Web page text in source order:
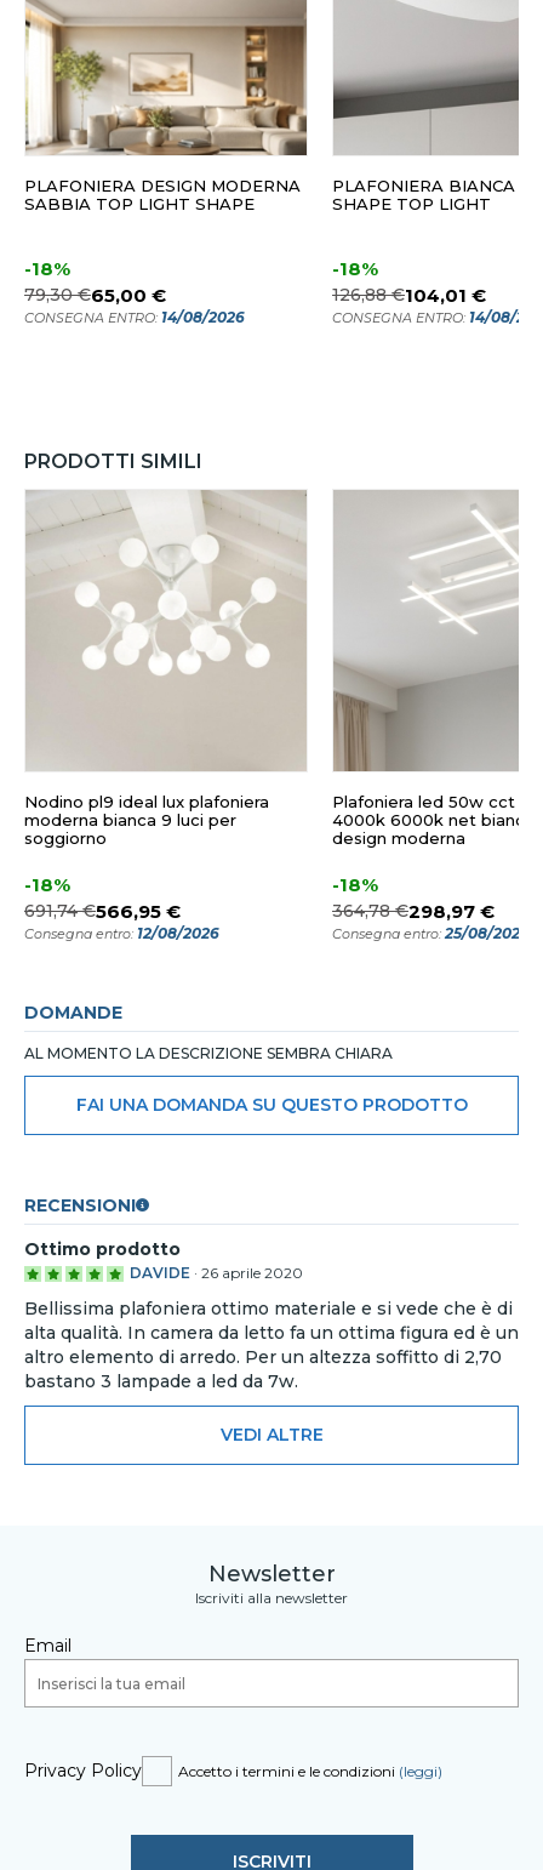
PLAFONIERA DESIGN MODERNA
SABBIA TOP LIGHT SHAPE
-18%
79,30 €65,00 €
CONSEGNA ENTRO: 14/08/2026
PLAFONIERA BIANCA
SHAPE TOP LIGHT
-18%
126,88 €104,01 €
CONSEGNA ENTRO: 14/08/
PRODOTTI SIMILI
Nodino pl9 ideal lux plafoniera
moderna bianca 9 luci per
soggiorno
-18%
691,74 €566,95 €
Consegna entro: 12/08/2026
Plafoniera led 50w cct
4000k 6000k net bianca
design moderna
-18%
364,78 €298,97 €
Consegna entro:25/08/2026
DOMANDE
AL MOMENTO LA DESCRIZIONE SEMBRA CHIARA
FAI UNA DOMANDA SU QUESTO PRODOTTO
RECENSIONI
Ottimo prodotto
DAVIDE · 26 aprile 2020
Bellissima plafoniera ottimo materiale e si vede che è di
alta qualità. In camera da letto fa un ottima figura ed è un
altro elemento di arredo. Per un altezza soffitto di 2,70
bastano 3 lampade a led da 7w.
VEDI ALTRE
Newsletter
Iscriviti alla newsletter
Email
Privacy Policy Accetto i termini e le condizioni (leggi)